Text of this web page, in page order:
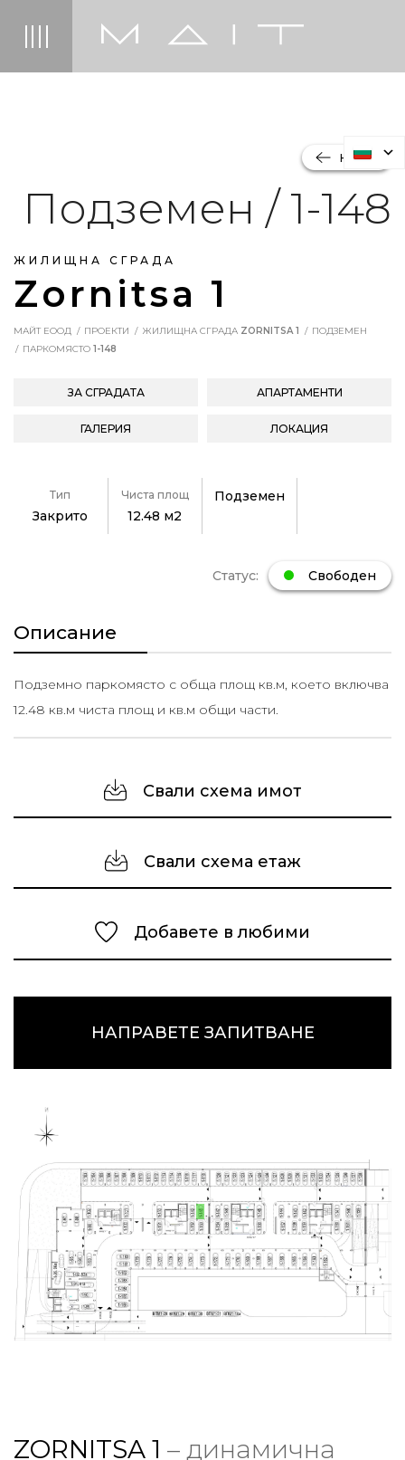
ЖИЛИЩНА СГРАДА
Zornitsa 1
НАЗАД
Подземен / 1-148
МАЙТ ЕООД ПРОЕКТИ ЖИЛИЩНА СГРАДА ZORNITSA 1
ПОДЗЕМЕН
ПАРКОМЯСТО 1-148
ЗА СГРАДАТА АПАРТАМЕНТИ
ГАЛЕРИЯ ЛОКАЦИЯ
Тип
Закрито
Чиста площ
12.48 м2
Подземен
Статус: Свободен
Описание
Подземно паркомясто с обща площ кв.м, което включва
12.48 кв.м чиста площ и кв.м общи части.
Свали схема имот
Свали схема етаж
Добавете в любими
НАПРАВЕТЕ ЗАПИТВАНЕ
ZORNITSA 1 – динамична